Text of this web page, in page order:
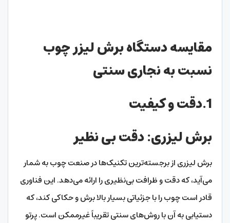
مقایسه دستگاه برش لیزر چوب
نسبت به نجاری سنتی
1.دقت و کیفیت
برش لیزری: دقت بی نظیر
برش لیزری از برجسته‌ترین تکنیک‌ها در صنعت چوب به شمار
می‌آید، که دقت و ظرافت بی‌نظیری را ارائه می‌دهد. این فناوری
قادر است چوب را با جزئیاتی بسیار بالا برش و حکاکی کند، که
دستیابی به آن با روش‌های سنتی تقریباً غیرممکن است. پرتو